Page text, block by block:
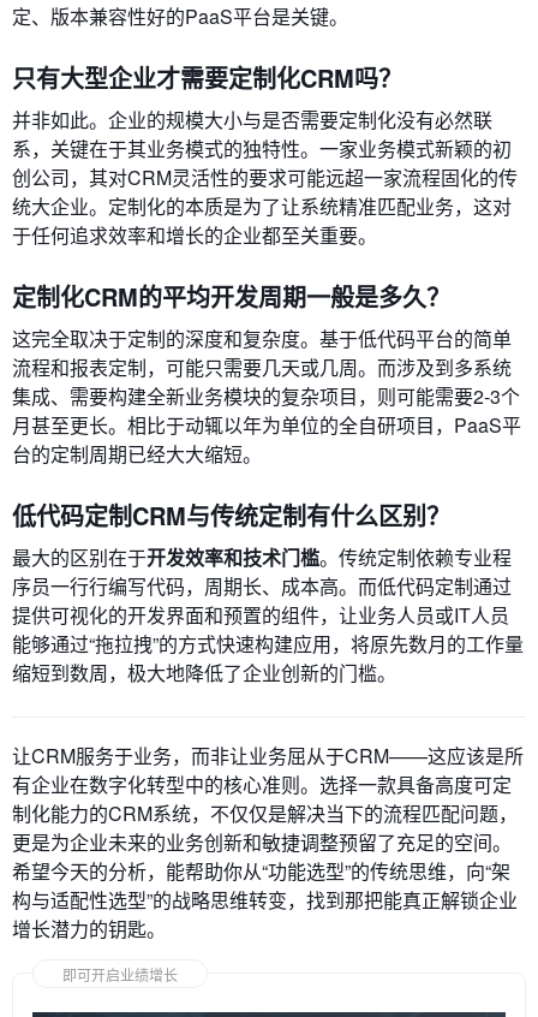
定、版本兼容性好的PaaS平台是关键。
只有大型企业才需要定制化CRM吗？
并非如此。企业的规模大小与是否需要定制化没有必然联
系，关键在于其业务模式的独特性。一家业务模式新颖的初
创公司，其对CRM灵活性的要求可能远超一家流程固化的传
统大企业。定制化的本质是为了让系统精准匹配业务，这对
于任何追求效率和增长的企业都至关重要。
定制化CRM的平均开发周期一般是多久？
这完全取决于定制的深度和复杂度。基于低代码平台的简单
流程和报表定制，可能只需要几天或几周。而涉及到多系统
集成、需要构建全新业务模块的复杂项目，则可能需要2-3个
月甚至更长。相比于动辄以年为单位的全自研项目，PaaS平
台的定制周期已经大大缩短。
低代码定制CRM与传统定制有什么区别？
最大的区别在于开发效率和技术门槛。传统定制依赖专业程
序员一行行编写代码，周期长、成本高。而低代码定制通过
提供可视化的开发界面和预置的组件，让业务人员或IT人员
能够通过“拖拉拽”的方式快速构建应用，将原先数月的工作量
缩短到数周，极大地降低了企业创新的门槛。
让CRM服务于业务，而非让业务屈从于CRM——这应该是所
有企业在数字化转型中的核心准则。选择一款具备高度可定
制化能力的CRM系统，不仅仅是解决当下的流程匹配问题，
更是为企业未来的业务创新和敏捷调整预留了充足的空间。
希望今天的分析，能帮助你从“功能选型”的传统思维，向“架
构与适配性选型”的战略思维转变，找到那把能真正解锁企业
增长潜力的钥匙。
即可开启业绩增长